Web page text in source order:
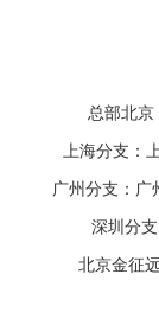
总部北京
上海分支：
广州分支：广
深圳分
北京金征